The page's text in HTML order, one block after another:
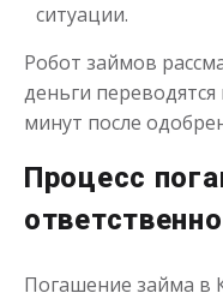
ситуации.
Робот займов
деньги
минут после
Процесс
Погашение займа в